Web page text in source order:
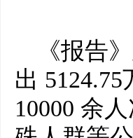
《报告
出
10000 余